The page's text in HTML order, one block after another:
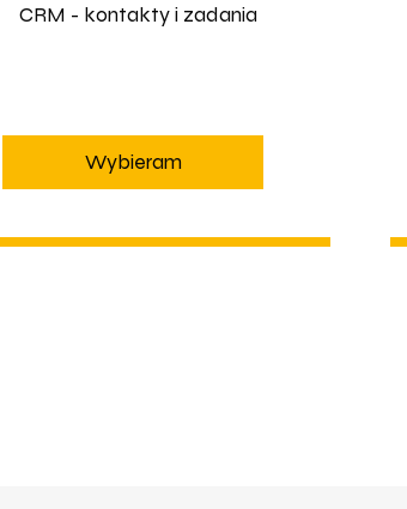
CRM - kontakty i zadania
Wybieram